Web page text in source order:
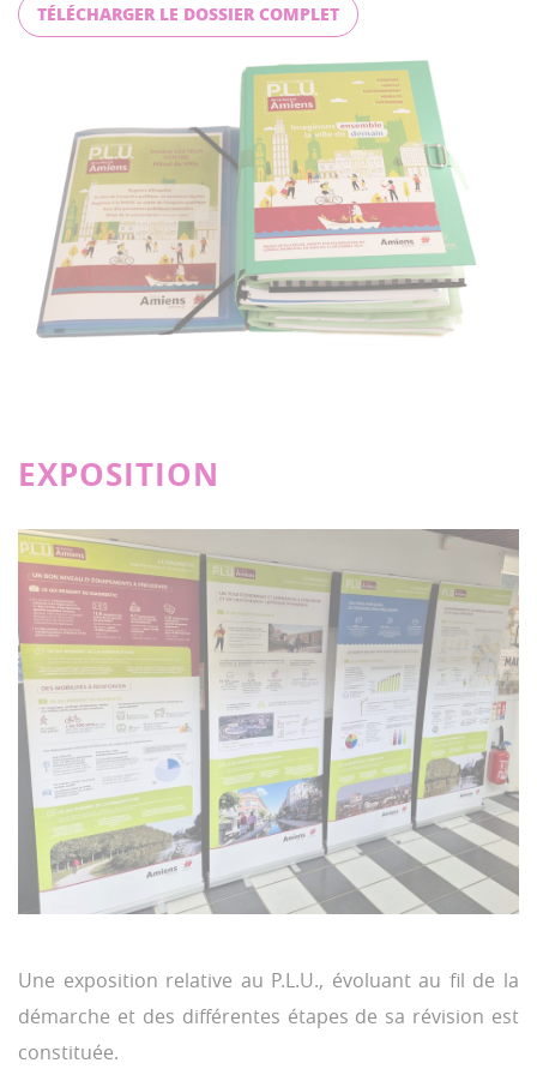
TÉLÉCHARGER LE DOSSIER COMPLET
EXPOSITION
Une exposition relative au P.L.U., évoluant au fil de la
démarche et des différentes étapes de sa révision est
constituée.